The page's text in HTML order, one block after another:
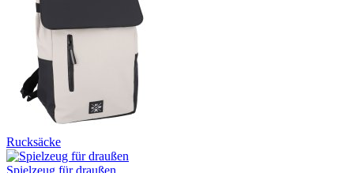
Rucksäcke
Spielzeug für draußen